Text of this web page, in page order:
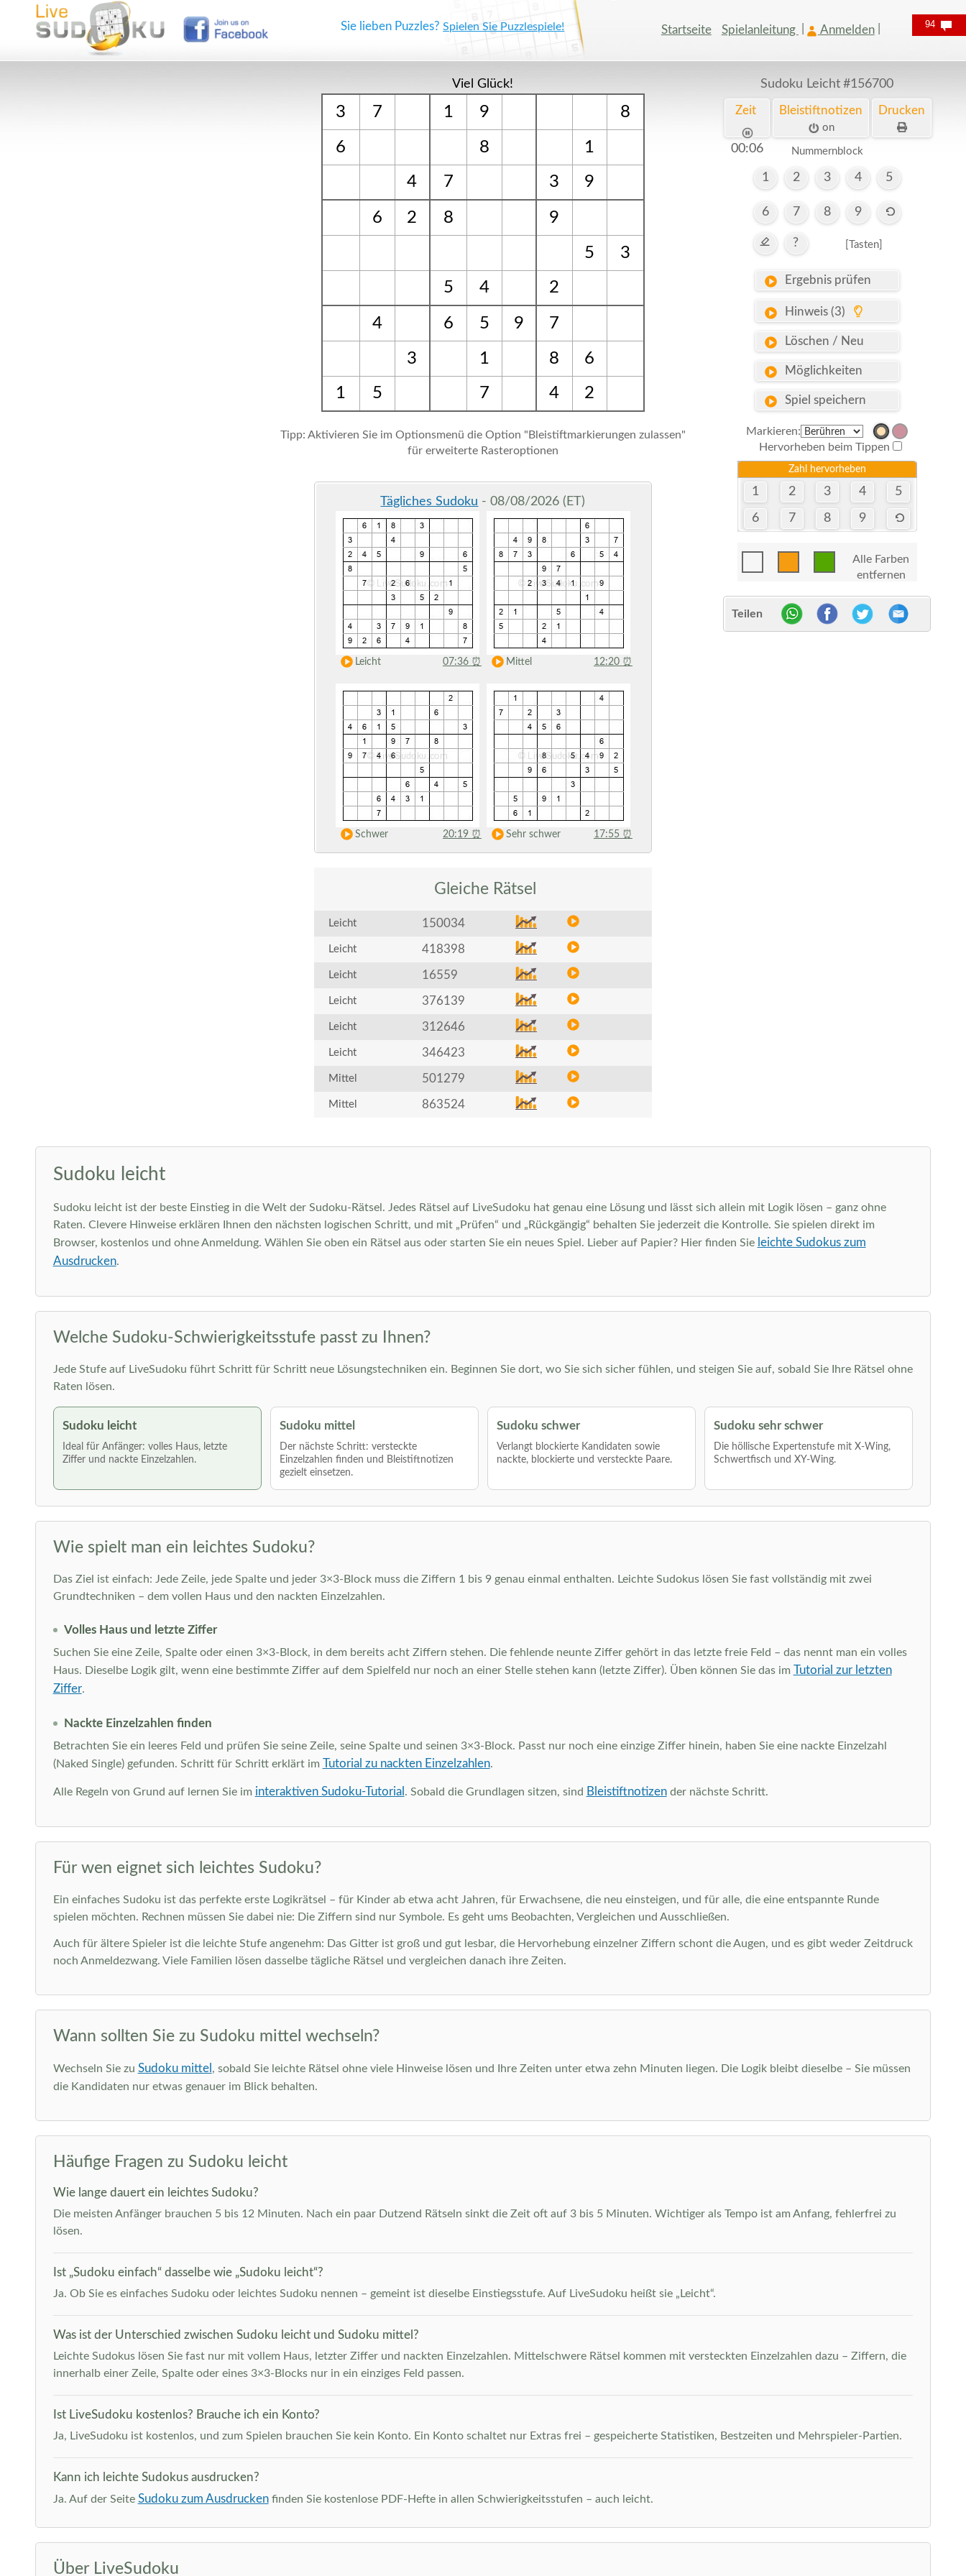
Sie lieben Puzzles?Spielen Sie Puzzlespiele! Startseite Spielanleitung Anmelden
Viel Glück!
3 7 1 9 8
6 8
1
4
7 3 9
6 2 8 9
5
3
5
4 2
4 6 5 9 7
3 1 8
6
1
5 7 4 2
Tipp: Aktivieren Sie im Optionsmenü die Option "Bleistiftmarkierungen zulassen"
für erweiterte Rasteroptionen
Tägliches Sudoku - 08/08/2026 (ET)
Leicht 07:36 ⏰ Mittel 12:20 ⏰
Schwer 20:19 ⏰ Sehr schwer 17:55 ⏰
Gleiche Rätsel
Leicht 150034
Leicht 418398
Leicht 16559
Leicht 376139
Leicht 312646
Leicht 346423
Mittel 501279
Mittel 863524
Sudoku Leicht #156700
Zeit
00:07
Bleistiftnotizen
on
Drucken
Nummernblock
1 2 3 4 5
6 7 8 9
? [Tasten]
Ergebnis prüfen
Hinweis (3)
Löschen / Neu
Möglichkeiten
Spiel speichern
Markieren:
Hervorheben beim Tippen
Zahl hervorheben
1 2 3 4 5
6 7 8 9
Alle Farben
entfernen
Teilen
Sudoku leicht
Sudoku leicht ist der beste Einstieg in die Welt der Sudoku-Rätsel. Jedes Rätsel auf LiveSudoku hat genau eine Lösung und lässt sich allein mit Logik lösen – ganz ohne
Raten. Clevere Hinweise erklären Ihnen den nächsten logischen Schritt, und mit „Prüfen“ und „Rückgängig“ behalten Sie jederzeit die Kontrolle. Sie spielen direkt im
Browser, kostenlos und ohne Anmeldung. Wählen Sie oben ein Rätsel aus oder starten Sie ein neues Spiel. Lieber auf Papier? Hier finden Sie leichte Sudokus zum
Ausdrucken.
Welche Sudoku-Schwierigkeitsstufe passt zu Ihnen?
Jede Stufe auf LiveSudoku führt Schritt für Schritt neue Lösungstechniken ein. Beginnen Sie dort, wo Sie sich sicher fühlen, und steigen Sie auf, sobald Sie Ihre Rätsel ohne
Raten lösen.
Sudoku leicht
Ideal für Anfänger: volles Haus, letzte
Ziffer und nackte Einzelzahlen.
Sudoku mittel
Der nächste Schritt: versteckte
Einzelzahlen finden und Bleistiftnotizen
gezielt einsetzen.
Sudoku schwer
Verlangt blockierte Kandidaten sowie
nackte, blockierte und versteckte Paare.
Sudoku sehr schwer
Die höllische Expertenstufe mit X-Wing,
Schwertfisch und XY-Wing.
Wie spielt man ein leichtes Sudoku?
Das Ziel ist einfach: Jede Zeile, jede Spalte und jeder 3×3-Block muss die Ziffern 1 bis 9 genau einmal enthalten. Leichte Sudokus lösen Sie fast vollständig mit zwei
Grundtechniken – dem vollen Haus und den nackten Einzelzahlen.
Volles Haus und letzte Ziffer
Suchen Sie eine Zeile, Spalte oder einen 3×3-Block, in dem bereits acht Ziffern stehen. Die fehlende neunte Ziffer gehört in das letzte freie Feld – das nennt man ein volles
Haus. Dieselbe Logik gilt, wenn eine bestimmte Ziffer auf dem Spielfeld nur noch an einer Stelle stehen kann (letzte Ziffer). Üben können Sie das im Tutorial zur letzten
Ziffer.
Nackte Einzelzahlen finden
Betrachten Sie ein leeres Feld und prüfen Sie seine Zeile, seine Spalte und seinen 3×3-Block. Passt nur noch eine einzige Ziffer hinein, haben Sie eine nackte Einzelzahl
(Naked Single) gefunden. Schritt für Schritt erklärt im Tutorial zu nackten Einzelzahlen.
Alle Regeln von Grund auf lernen Sie im interaktiven Sudoku-Tutorial . Sobald die Grundlagen sitzen, sind Bleistiftnotizender nächste Schritt.
Für wen eignet sich leichtes Sudoku?
Ein einfaches Sudoku ist das perfekte erste Logikrätsel – für Kinder ab etwa acht Jahren, für Erwachsene, die neu einsteigen, und für alle, die eine entspannte Runde
spielen möchten. Rechnen müssen Sie dabei nie: Die Ziffern sind nur Symbole. Es geht ums Beobachten, Vergleichen und Ausschließen.
Auch für ältere Spieler ist die leichte Stufe angenehm: Das Gitter ist groß und gut lesbar, die Hervorhebung einzelner Ziffern schont die Augen, und es gibt weder Zeitdruck
noch Anmeldezwang. Viele Familien lösen dasselbe tägliche Rätsel und vergleichen danach ihre Zeiten.
Wann sollten Sie zu Sudoku mittel wechseln?
Wechseln Sie zu Sudoku mittel , sobald Sie leichte Rätsel ohne viele Hinweise lösen und Ihre Zeiten unter etwa zehn Minuten liegen. Die Logik bleibt dieselbe – Sie müssen
die Kandidaten nur etwas genauer im Blick behalten.
Häufige Fragen zu Sudoku leicht
Wie lange dauert ein leichtes Sudoku?
Die meisten Anfänger brauchen 5 bis 12 Minuten. Nach ein paar Dutzend Rätseln sinkt die Zeit oft auf 3 bis 5 Minuten. Wichtiger als Tempo ist am Anfang, fehlerfrei zu
lösen.
Ist „Sudoku einfach“ dasselbe wie „Sudoku leicht“?
Ja. Ob Sie es einfaches Sudoku oder leichtes Sudoku nennen – gemeint ist dieselbe Einstiegsstufe. Auf LiveSudoku heißt sie „Leicht“.
Was ist der Unterschied zwischen Sudoku leicht und Sudoku mittel?
Leichte Sudokus lösen Sie fast nur mit vollem Haus, letzter Ziffer und nackten Einzelzahlen. Mittelschwere Rätsel kommen mit versteckten Einzelzahlen dazu – Ziffern, die
innerhalb einer Zeile, Spalte oder eines 3×3-Blocks nur in ein einziges Feld passen.
Ist LiveSudoku kostenlos? Brauche ich ein Konto?
Ja, LiveSudoku ist kostenlos, und zum Spielen brauchen Sie kein Konto. Ein Konto schaltet nur Extras frei – gespeicherte Statistiken, Bestzeiten und Mehrspieler-Partien.
Kann ich leichte Sudokus ausdrucken?
Ja. Auf der Seite Sudoku zum Ausdruckenfinden Sie kostenlose PDF-Hefte in allen Schwierigkeitsstufen – auch leicht.
Über LiveSudoku
94